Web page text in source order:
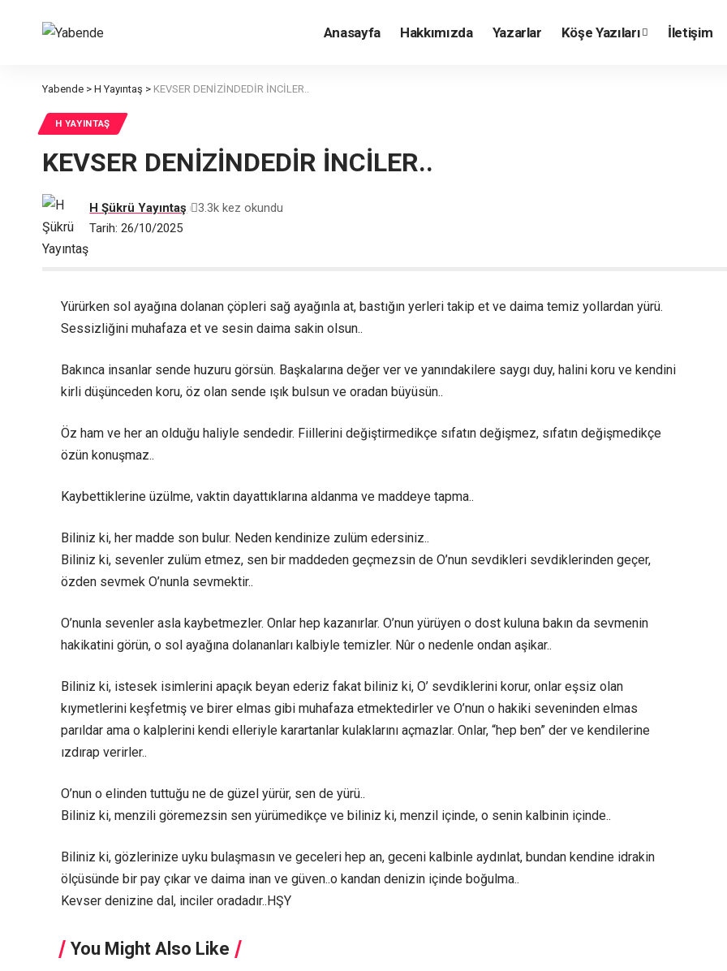
Anasayfa Hakkımızda Yazarlar Köşe Yazıları İletişim
Yabende > H Yayıntaş > KEVSER DENİZİNDEDİR İNCİLER..
H YAYINTAŞ
KEVSER DENİZİNDEDİR İNCİLER..
Tarih: 26/10/2025
H Şükrü Yayıntaş 3.3k kez okundu
Yürürken sol ayağına dolanan çöpleri sağ ayağınla at, bastığın yerleri takip et ve daima temiz yollardan yürü.
Sessizliğini muhafaza et ve sesin daima sakin olsun..
Bakınca insanlar sende huzuru görsün. Başkalarına değer ver ve yanındakilere saygı duy, halini koru ve kendini
kirli düşünceden koru, öz olan sende ışık bulsun ve oradan büyüsün..
Öz ham ve her an olduğu haliyle sendedir. Fiillerini değiştirmedikçe sıfatın değişmez, sıfatın değişmedikçe
özün konuşmaz..
Kaybettiklerine üzülme, vaktin dayattıklarına aldanma ve maddeye tapma..
Biliniz ki, her madde son bulur. Neden kendinize zulüm edersiniz..
Biliniz ki, sevenler zulüm etmez, sen bir maddeden geçmezsin de O’nun sevdikleri sevdiklerinden geçer,
özden sevmek O’nunla sevmektir..
O’nunla sevenler asla kaybetmezler. Onlar hep kazanırlar. O’nun yürüyen o dost kuluna bakın da sevmenin
hakikatini görün, o sol ayağına dolananları kalbiyle temizler. Nûr o nedenle ondan aşikar..
Biliniz ki, istesek isimlerini apaçık beyan ederiz fakat biliniz ki, O’ sevdiklerini korur, onlar eşsiz olan
kıymetlerini keşfetmiş ve birer elmas gibi muhafaza etmektedirler ve O’nun o hakiki seveninden elmas
parıldar ama o kalplerini kendi elleriyle karartanlar kulaklarını açmazlar. Onlar, “hep ben” der ve kendilerine
ızdırap verirler..
O’nun o elinden tuttuğu ne de güzel yürür, sen de yürü..
Biliniz ki, menzili göremezsin sen yürümedikçe ve biliniz ki, menzil içinde, o senin kalbinin içinde..
Biliniz ki, gözlerinize uyku bulaşmasın ve geceleri hep an, geceni kalbinle aydınlat, bundan kendine idrakin
ölçüsünde bir pay çıkar ve daima inan ve güven..o kandan denizin içinde boğulma..
Kevser denizine dal, inciler oradadır..HŞY
You Might Also Like